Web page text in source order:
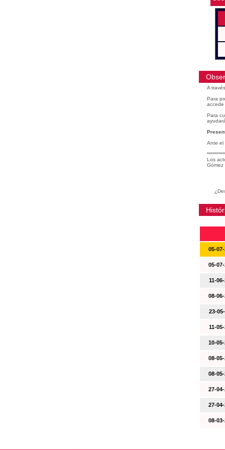
A
Para
accede
Para
Ante el
Los
Gómez
05-
05-
11-
08-
23-
11-
10-
08-
08-
27-
27-
08-